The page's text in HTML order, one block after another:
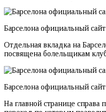
Барселона официальный
Отдельная вкладка на
посвящена болельщикам
Барселона официальный
На главной странице справа